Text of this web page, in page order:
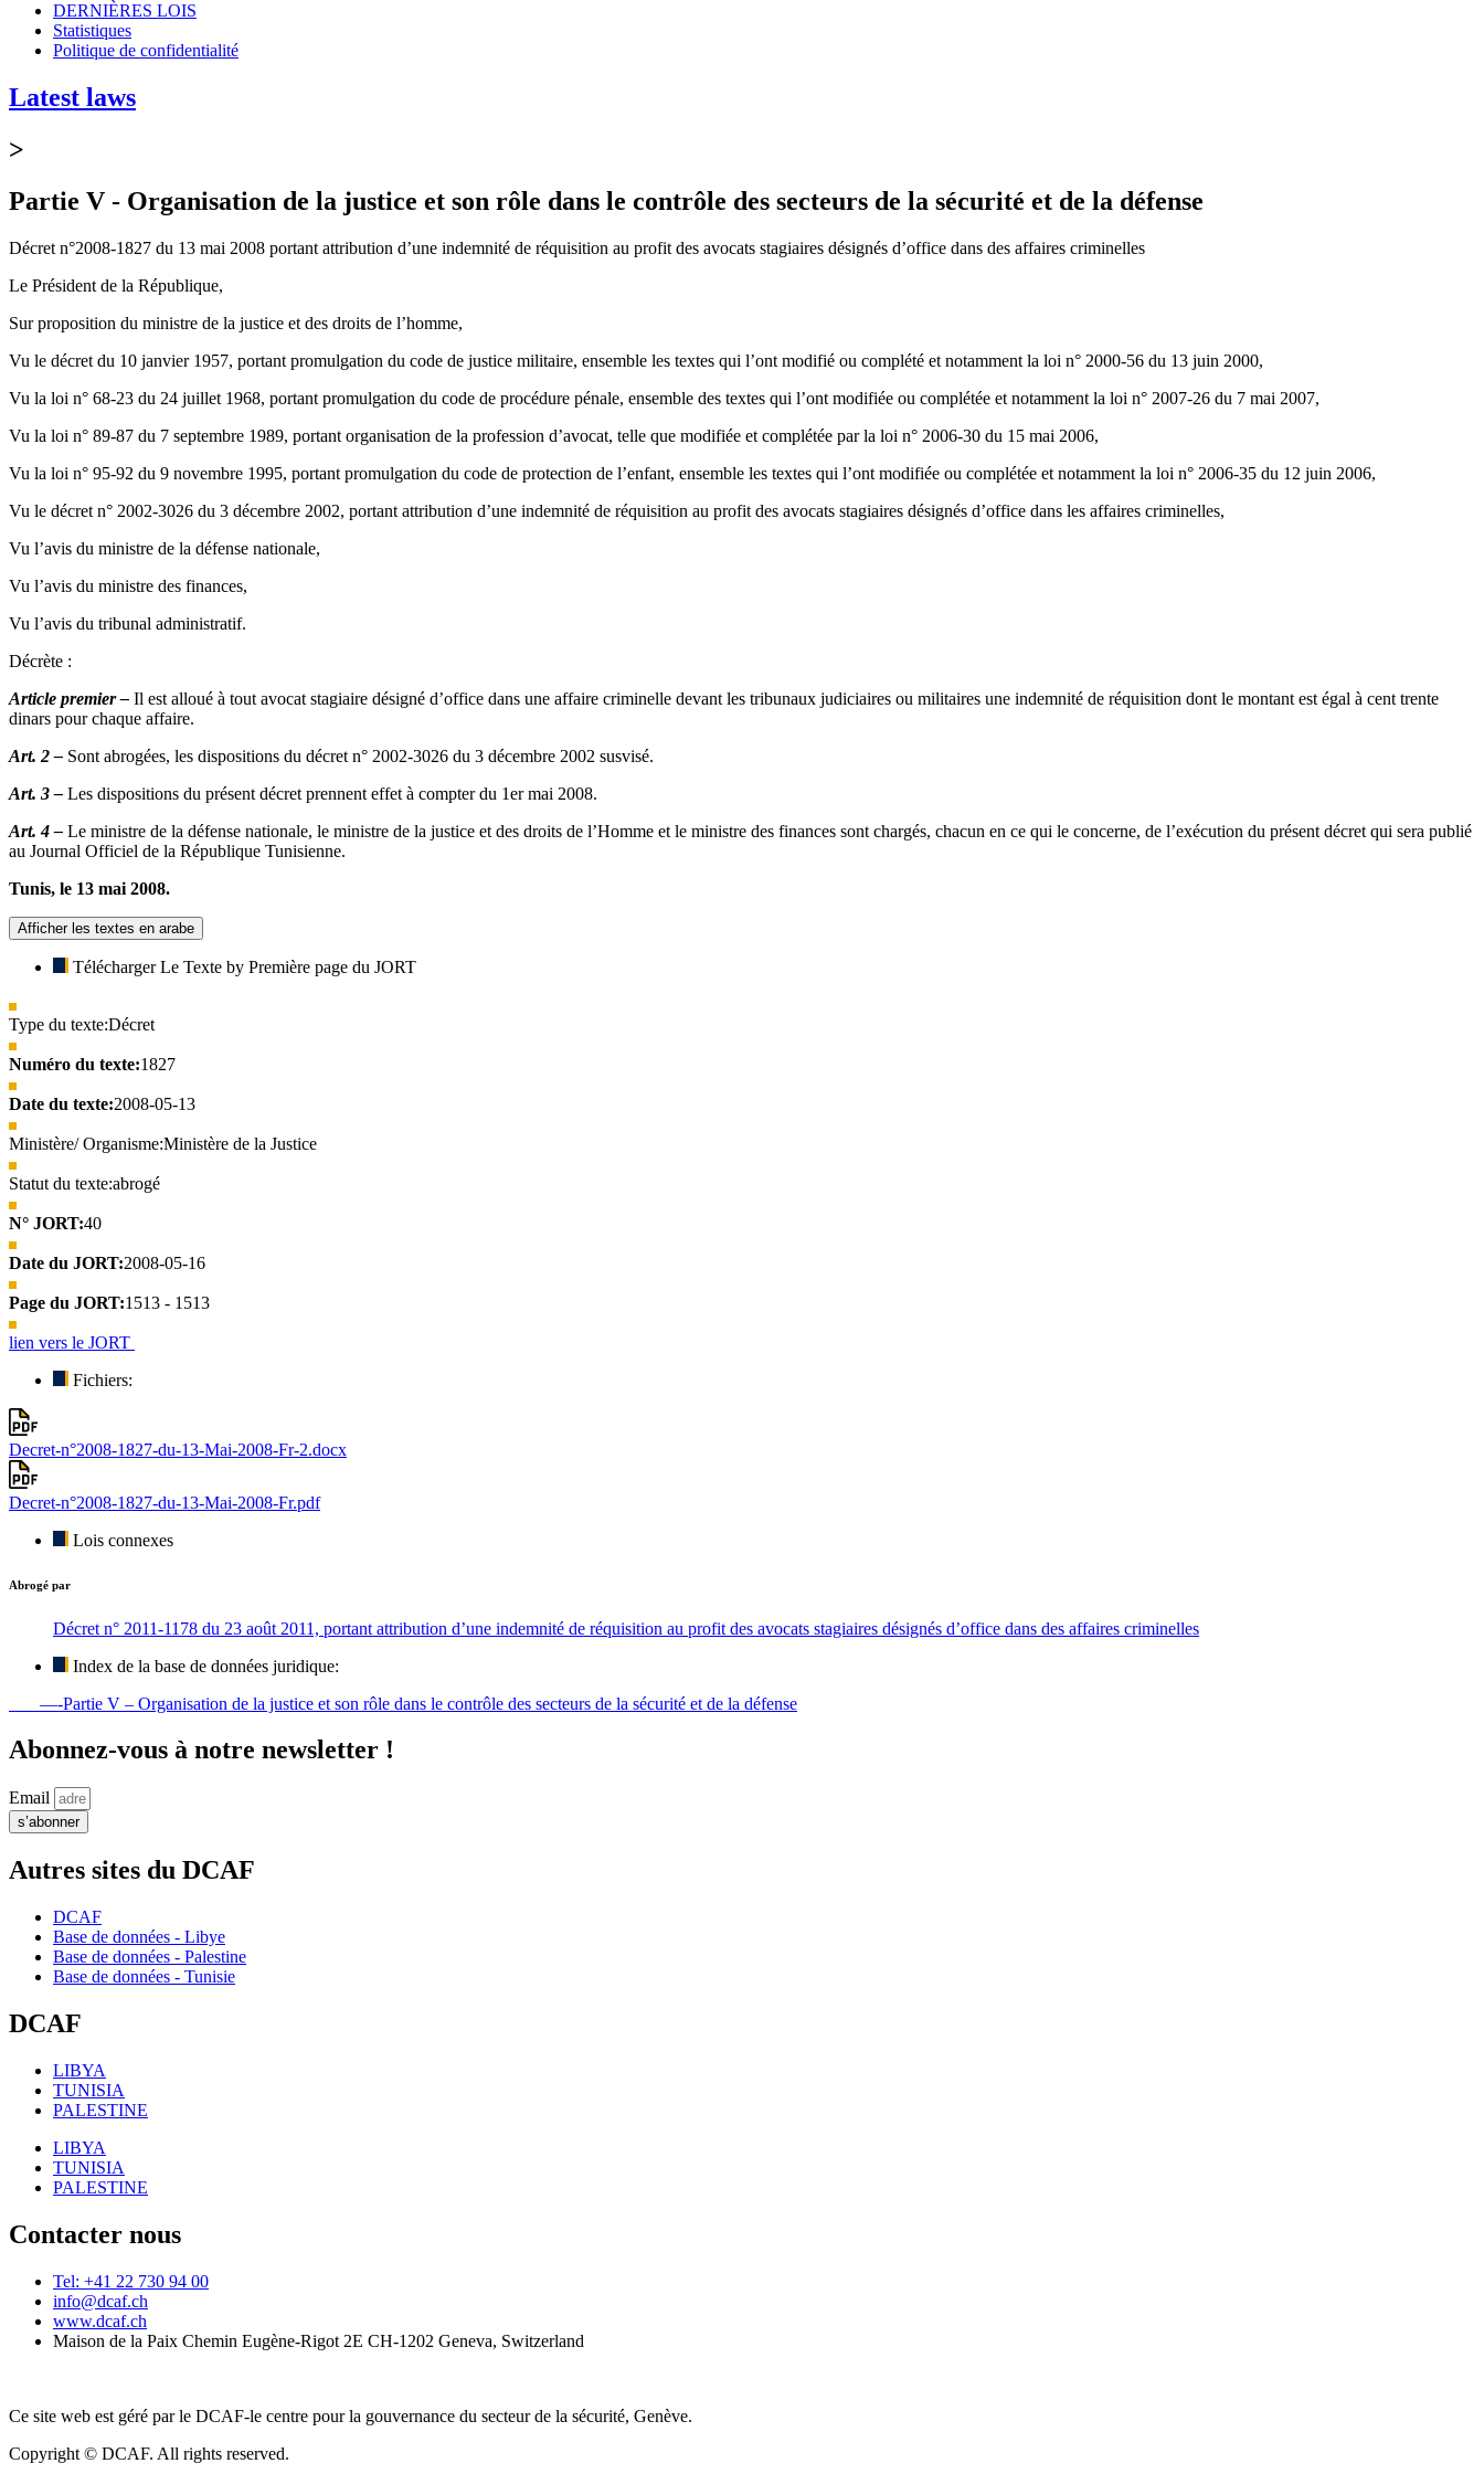
DERNIÈRES LOIS
Statistiques
Politique de confidentialité
Latest laws
>
Partie V - Organisation de la justice et son rôle dans le contrôle des secteurs de la sécurité et de la défense
Décret n°2008-1827 du 13 mai 2008 portant attribution d’une indemnité de réquisition au profit des avocats stagiaires désignés d’office dans des affaires criminelles
Le Président de la République,
Sur proposition du ministre de la justice et des droits de l’homme,
Vu le décret du 10 janvier 1957, portant promulgation du code de justice militaire, ensemble les textes qui l’ont modifié ou complété et notamment la loi n° 2000-56 du 13 juin 2000,
Vu la loi n° 68-23 du 24 juillet 1968, portant promulgation du code de procédure pénale, ensemble des textes qui l’ont modifiée ou complétée et notamment la loi n° 2007-26 du 7 mai 2007,
Vu la loi n° 89-87 du 7 septembre 1989, portant organisation de la profession d’avocat, telle que modifiée et complétée par la loi n° 2006-30 du 15 mai 2006,
Vu la loi n° 95-92 du 9 novembre 1995, portant promulgation du code de protection de l’enfant, ensemble les textes qui l’ont modifiée ou complétée et notamment la loi n° 2006-35 du 12 juin 2006,
Vu le décret n° 2002-3026 du 3 décembre 2002, portant attribution d’une indemnité de réquisition au profit des avocats stagiaires désignés d’office dans les affaires criminelles,
Vu l’avis du ministre de la défense nationale,
Vu l’avis du ministre des finances,
Vu l’avis du tribunal administratif.
Décrète :
Article premier – Il est alloué à tout avocat stagiaire désigné d’office dans une affaire criminelle devant les tribunaux judiciaires ou militaires une indemnité de réquisition dont le montant est égal à cent trente
dinars pour chaque affaire.
Art. 2 – Sont abrogées, les dispositions du décret n° 2002-3026 du 3 décembre 2002 susvisé.
Art. 3 – Les dispositions du présent décret prennent effet à compter du 1er mai 2008.
Art. 4 – Le ministre de la défense nationale, le ministre de la justice et des droits de l’Homme et le ministre des finances sont chargés, chacun en ce qui le concerne, de l’exécution du présent décret qui sera publié
au Journal Officiel de la République Tunisienne.
Tunis, le 13 mai 2008.
Afficher les textes en arabe
Télécharger Le Texte by Première page du JORT
Type du texte:Décret
Numéro du texte:1827
Date du texte:2008-05-13
Ministère/ Organisme:Ministère de la Justice
Statut du texte:abrogé
N° JORT:40
Date du JORT:2008-05-16
Page du JORT:1513 - 1513
lien vers le JORT
Fichiers:
Decret-n°2008-1827-du-13-Mai-2008-Fr-2.docx
Decret-n°2008-1827-du-13-Mai-2008-Fr.pdf
Lois connexes
Abrogé par
Décret n° 2011-1178 du 23 août 2011, portant attribution d’une indemnité de réquisition au profit des avocats stagiaires désignés d’office dans des affaires criminelles
Index de la base de données juridique:
—-Partie V – Organisation de la justice et son rôle dans le contrôle des secteurs de la sécurité et de la défense
Abonnez-vous à notre newsletter !
Email
s’abonner
Autres sites du DCAF
DCAF
Base de données - Libye
Base de données - Palestine
Base de données - Tunisie
DCAF
LIBYA
TUNISIA
PALESTINE
LIBYA
TUNISIA
PALESTINE
Contacter nous
Tel: +41 22 730 94 00
info@dcaf.ch
www.dcaf.ch
Maison de la Paix Chemin Eugène-Rigot 2E CH-1202 Geneva, Switzerland
Ce site web est géré par le DCAF-le centre pour la gouvernance du secteur de la sécurité, Genève.
Copyright © DCAF. All rights reserved.